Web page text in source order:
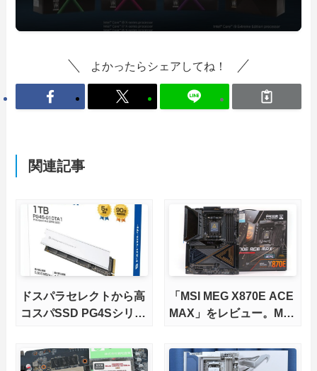
よかったらシェアしてね！
関連記事
ドスパラセレクトから高
コスパSSD PG4Sシリー
「MSI MEG X870E ACE
MAX」をレビュー。M.2
版X870Eマザーボードを
徹底検証